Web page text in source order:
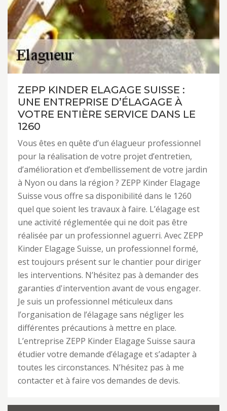
ZEPP KINDER ELAGAGE SUISSE :
UNE ENTREPRISE D’ÉLAGAGE À
VOTRE ENTIÈRE SERVICE DANS LE
1260
Vous êtes en quête d’un élagueur professionnel
pour la réalisation de votre projet d’entretien,
d’amélioration et d’embellissement de votre jardin
à Nyon ou dans la région ? ZEPP Kinder Elagage
Suisse vous offre sa disponibilité dans le 1260
quel que soient les travaux à faire. L’élagage est
une activité réglementée qui ne doit pas être
réalisée par un professionnel aguerri. Avec ZEPP
Kinder Elagage Suisse, un professionnel formé,
est toujours présent sur le chantier pour diriger
les interventions. N’hésitez pas à demander des
garanties d'intervention avant de vous engager.
Je suis un professionnel méticuleux dans
l’organisation de l’élagage sans négliger les
différentes précautions à mettre en place.
L’entreprise ZEPP Kinder Elagage Suisse saura
étudier votre demande d’élagage et s’adapter à
toutes les circonstances. N’hésitez pas à me
contacter et à faire vos demandes de devis.